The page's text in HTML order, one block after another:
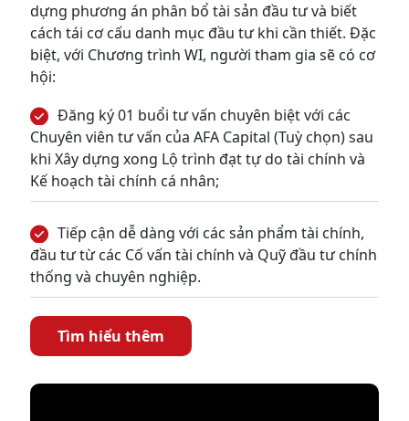
dựng phương án phân bổ tài sản đầu tư và biết
cách tái cơ cấu danh mục đầu tư khi cần thiết. Đặc
biệt, với Chương trình WI, người tham gia sẽ có cơ
hội:
Đăng ký 01 buổi tư vấn chuyên biệt với các
Chuyên viên tư vấn của AFA Capital (Tuỳ chọn) sau
khi Xây dựng xong Lộ trình đạt tự do tài chính và
Kế hoạch tài chính cá nhân;
Tiếp cận dễ dàng với các sản phẩm tài chính,
đầu tư từ các Cố vấn tài chính và Quỹ đầu tư chính
thống và chuyên nghiệp.
Tìm hiểu thêm